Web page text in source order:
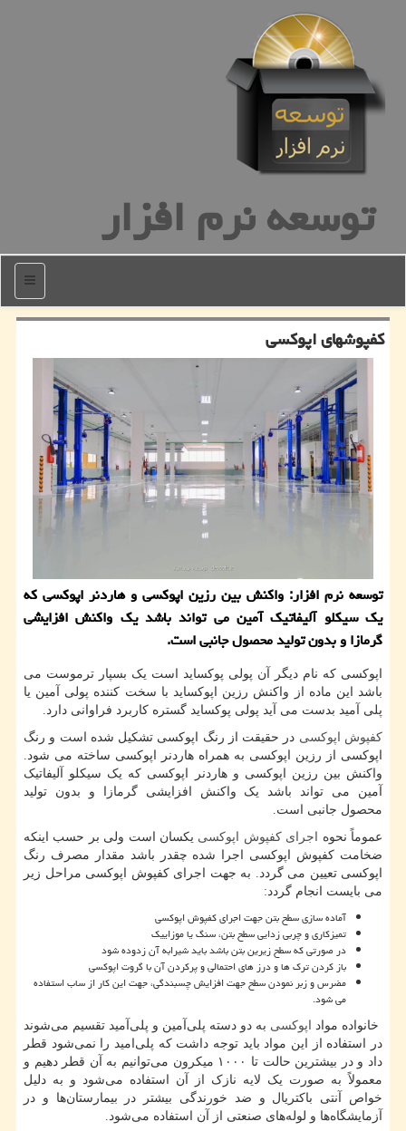
توسعه نرم افزار
منو
كفپوشهای اپوكسی
توسعه نرم افزار: واكنش بین رزین اپوكسی و هاردنر اپوكسی كه
یك سیكلو آلیفاتیك آمین می تواند باشد یك واكنش افزایشی
گرمازا و بدون تولید محصول جانبی است.
اپوکسی که نام دیگر آن پولی پوکساید است یک بسپار ترموست می
باشد این ماده از واکنش رزین اپوکساید با سخت کننده پولی آمین یا
پلی آمید بدست می آید پولی پوکساید گستره کاربرد فراوانی دارد.
کفپوش اپوکسی در حقیقت از رنگ اپوکسی تشکیل شده است و رنگ
اپوکسی از رزین اپوکسی به همراه هاردنر اپوکسی ساخته می شود.
واکنش بین رزین اپوکسی و هاردنر اپوکسی که یک سیکلو آلیفاتیک
آمین می تواند باشد یک واکنش افزایشی گرمازا و بدون تولید
محصول جانبی است.
عموماً نحوه
اجرای کفپوش اپوکسی یکسان است ولی بر حسب اینکه
ضخامت کفپوش اپوکسی اجرا شده چقدر باشد مقدار مصرف رنگ
اپوکسی تعیین می گردد. به جهت اجرای کفپوش اپوکسی مراحل زیر
می بایست انجام گردد:
آماده سازی سطح بتن جهت اجرای کفپوش اپوکسی
تمیزکاری و چربی زدایی سطح بتن، سنگ یا موزاییک
در صورتی که سطح زیرین بتن باشد باید شیرابه آن زدوده شود
باز کردن ترک ها و درز های احتمالی و پرکردن آن با گروت اپوکسی
مضرس و زبر نمودن سطح جهت افزایش چسبندگی، جهت این کار از ساب استفاده
می شود.
خانواده مواد اپوکسی به دو دسته پلی‌آمین و پلی‌آمید تقسیم می‌شوند
در استفاده از این مواد باید توجه داشت که پلی‌امید را نمی‌شود قطر
داد و در بیشترین حالت تا ۱۰۰۰ میکرون می‌توانیم به آن قطر دهیم و
معمولاً به صورت یک لایه نازک از آن استفاده می‌شود و به دلیل
خواص آنتی باکتریال و ضد خورندگی بیشتر در بیمارستان‌ها و در
آزمایشگاه‌ها و لوله‌های صنعتی از آن استفاده می‌شود.